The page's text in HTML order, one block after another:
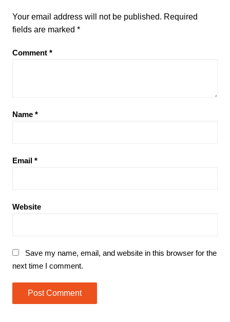
Your email address will not be published. Required
fields are marked *
Comment *
Name *
Email *
Website
Save my name, email, and website in this browser for the
next time I comment.